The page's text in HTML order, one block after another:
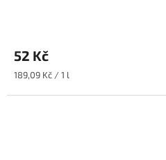
52 Kč
Měrná
189,09 Kč / 1 l